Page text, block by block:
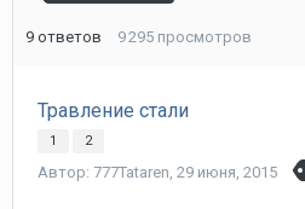
9 ответов 9 295 просмотров
Травление стали
1 2
Автор: 777Tataren, 29 июня, 2015